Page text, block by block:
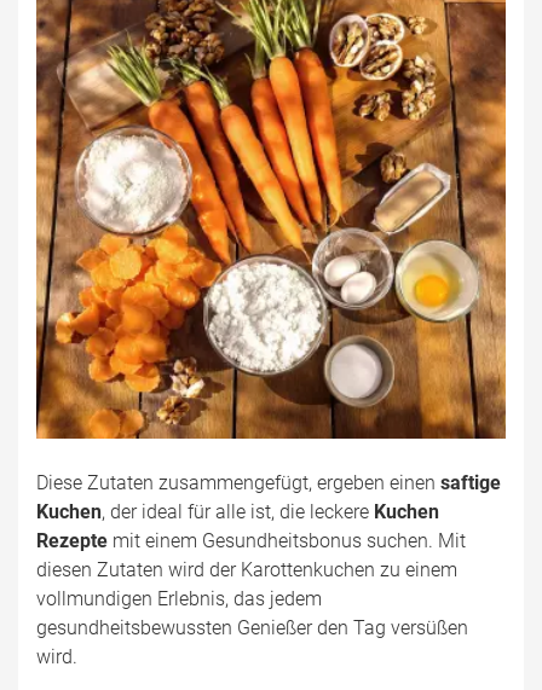
Diese Zutaten zusammengefügt, ergeben einen saftige
Kuchen, der ideal für alle ist, die leckere Kuchen
Rezepte mit einem Gesundheitsbonus suchen. Mit
diesen Zutaten wird der Karottenkuchen zu einem
vollmundigen Erlebnis, das jedem
gesundheitsbewussten Genießer den Tag versüßen
wird.